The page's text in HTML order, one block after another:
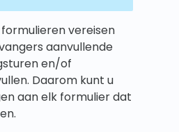
vereisen
aanvullende
en/of
Daarom kunt u
aan elk formulier dat